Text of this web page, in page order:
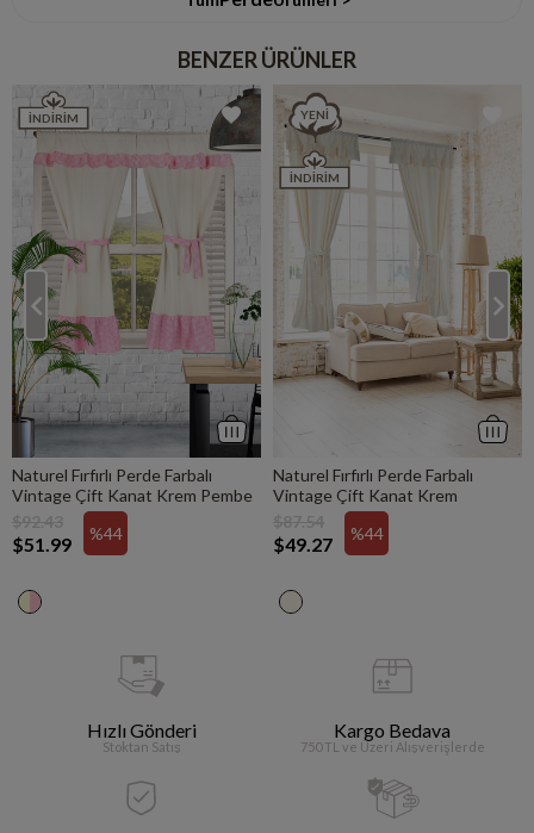
BENZER ÜRÜNLER
Naturel Fırfırlı Perde Farbalı
Vintage Çift Kanat Krem Pembe
$51.99 %44
İNDIRIM
Naturel Fırfırlı Perde Farbalı
Vintage Çift Kanat Krem
$49.27 %44
YENI
İNDIRIM
Hızlı Gönderi
Stoktan Satış
Kargo Bedava
750 TL ve Üzeri Alışverişlerde